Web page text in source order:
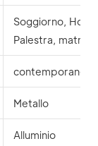
Soggiorno,
Palestra,
contemporaneo
Metallo
Alluminio